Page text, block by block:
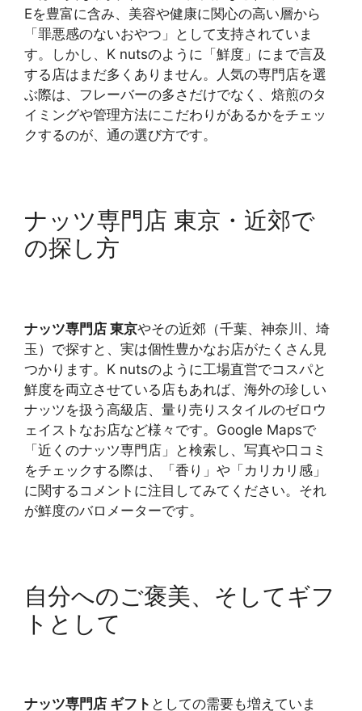
Eを豊富に含み、美容や健康に関心の高い層から
「罪悪感のないおやつ」として支持されていま
す。しかし、K nutsのように「鮮度」にまで言及
する店はまだ多くありません。人気の専門店を選
ぶ際は、フレーバーの多さだけでなく、焙煎のタ
イミングや管理方法にこだわりがあるかをチェッ
クするのが、通の選び方です。
ナッツ専門店 東京・近郊で
の探し方
ナッツ専門店 東京やその近郊（千葉、神奈川、埼
玉）で探すと、実は個性豊かなお店がたくさん見
つかります。K nutsのように工場直営でコスパと
鮮度を両立させている店もあれば、海外の珍しい
ナッツを扱う高級店、量り売りスタイルのゼロウ
ェイストなお店など様々です。Google Mapsで
「近くのナッツ専門店」と検索し、写真や口コミ
をチェックする際は、「香り」や「カリカリ感」
に関するコメントに注目してみてください。それ
が鮮度のバロメーターです。
自分へのご褒美、そしてギフ
トとして
ナッツ専門店 ギフト としての需要も増えていま